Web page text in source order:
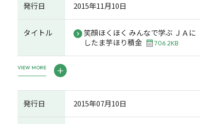
発行日 2015年11月10日
タイトル
笑顔ほくほく みんなで学ぶ ＪＡに
したま芋ほり積金
706.2KB
VIEW MORE
発行日 2015年07月10日